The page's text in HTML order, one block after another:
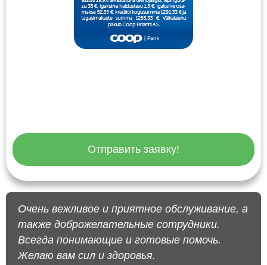
Отправить заявку!
Очень вежливое и приятное обслуживание, а
также доброжелательные сотрудники.
Всегда понимающие и готовые помочь.
Желаю вам сил и здоровья.